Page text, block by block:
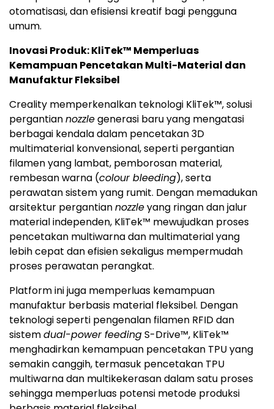
otomatisasi, dan efisiensi kreatif bagi pengguna
umum.
Inovasi Produk: KliTek™ Memperluas
Kemampuan Pencetakan Multi-Material dan
Manufaktur Fleksibel
Creality memperkenalkan teknologi KliTek™, solusi
pergantiannozzlegenerasi baru yang mengatasi
berbagai kendala dalam pencetakan 3D
multimaterial konvensional, seperti pergantian
filamen yang lambat, pemborosan material,
rembesan warna (colour bleeding), serta
perawatan sistem yang rumit. Dengan memadukan
arsitektur pergantiannozzleyang ringan dan jalur
material independen, KliTek™ mewujudkan proses
pencetakan multiwarna dan multimaterial yang
lebih cepat dan efisien sekaligus mempermudah
proses perawatan perangkat.
Platform ini juga memperluas kemampuan
manufaktur berbasis material fleksibel. Dengan
teknologi seperti pengenalan filamen RFID dan
sistemdual-power feedingS-Drive™, KliTek™
menghadirkan kemampuan pencetakan TPU yang
semakin canggih, termasuk pencetakan TPU
multiwarna dan multikekerasan dalam satu proses
sehingga memperluas potensi metode produksi